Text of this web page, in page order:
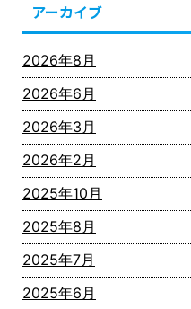
アーカイブ
2026年8月
2026年6月
2026年3月
2026年2月
2025年10月
2025年8月
2025年7月
2025年6月